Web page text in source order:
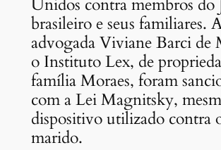
Unidos contra membros do
brasileiro e seus familiares.
advogada Viviane Barci de
o Instituto Lex, de
família Moraes, foram
com a Lei Magnitsky,
dispositivo utilizado contra
marido.